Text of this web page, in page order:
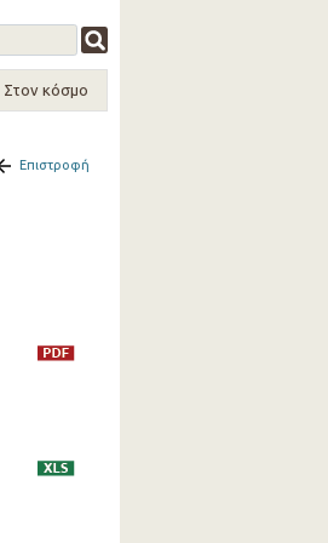
Στον κόσμο
Επιστροφή